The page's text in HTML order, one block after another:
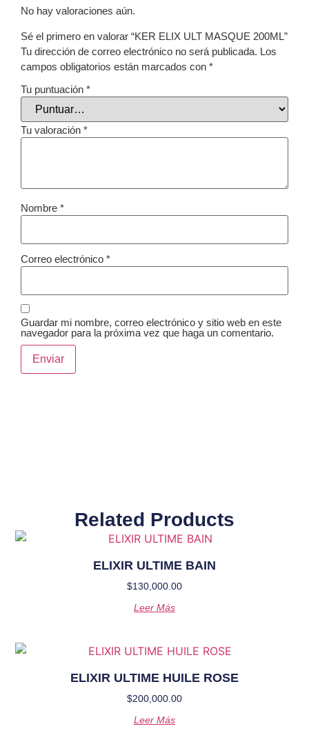
No hay valoraciones aún.
Sé el primero en valorar “KER ELIX ULT MASQUE 200ML”
Tu dirección de correo electrónico no será publicada. Los
campos obligatorios están marcados con *
Tu puntuación *
Tu valoración *
Nombre *
Correo electrónico *
Guardar mi nombre, correo electrónico y sitio web en este
navegador para la próxima vez que haga un comentario.
Related Products
ELIXIR ULTIME BAIN
$130,000.00
Leer Más
ELIXIR ULTIME HUILE ROSE
$200,000.00
Leer Más